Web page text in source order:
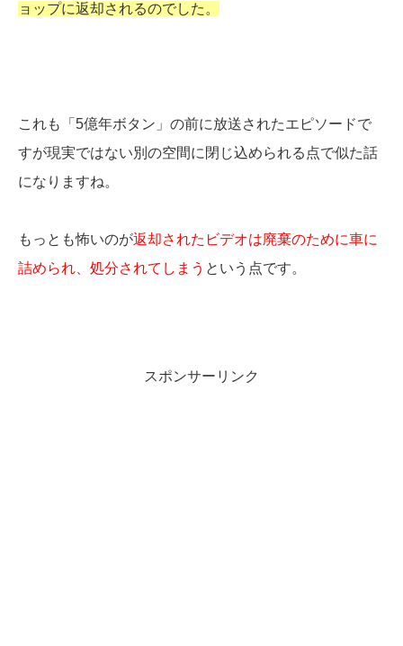
ョップに返却されるのでした。
これも「5億年ボタン」の前に放送されたエピソードで
すが現実ではない別の空間に閉じ込められる点で似た話
になりますね。
もっとも怖いのが返却されたビデオは廃棄のために車に
詰められ、処分されてしまう という点です。
スポンサーリンク